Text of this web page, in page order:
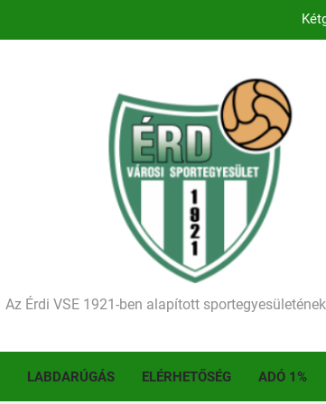
Történelmet írt az I. Érdi Football
Ellenfelünk visszalépése miatt
Kezdődik a
Történelmet írt az I. Érdi Football
Az Érdi VSE 1921-ben alapított
LABDARÚGÁS ELÉRHETŐSÉG ADÓ 1%